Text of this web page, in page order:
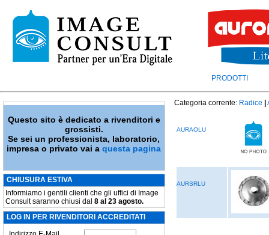
PRODOTTI
Questo sito è dedicato a rivenditori e
grossisti.
Se sei un professionista, laboratorio,
impresa o privato vai aquesta pagina
CHIUSURA ESTIVA
Informiamo i gentili clienti che gli uffici di Image
Consult saranno chiusi dal 8 al 23 agosto.
LOG IN PER RIVENDITORI ACCREDITATI
Categoria corrente: Radice
AURAOLU
AURSRLU